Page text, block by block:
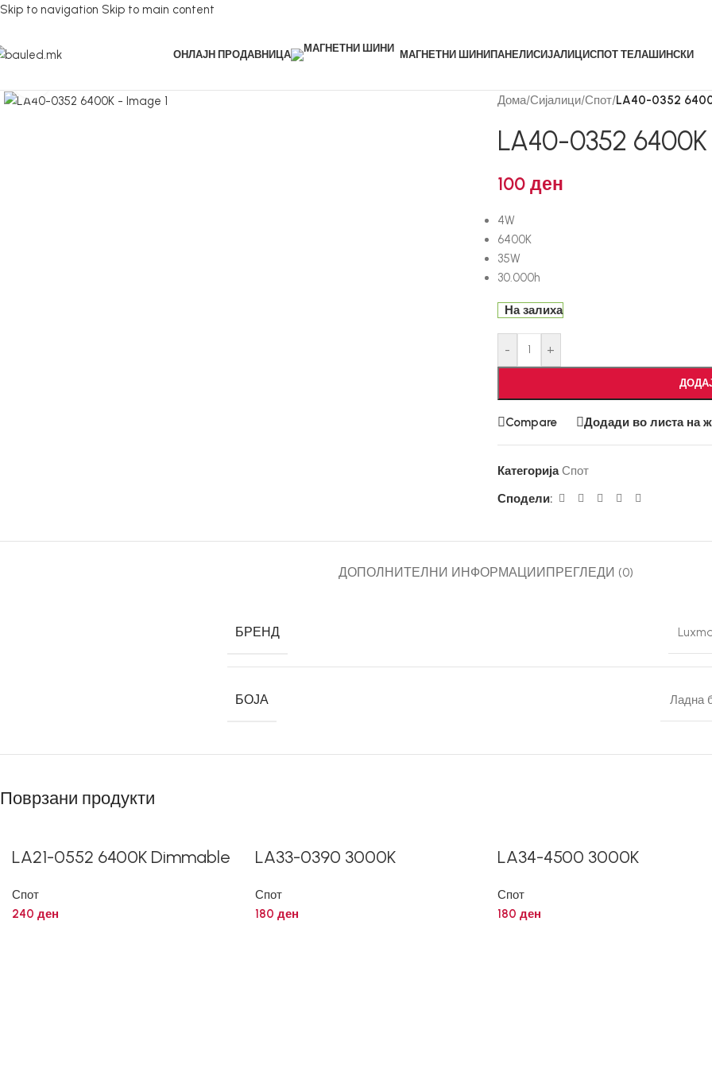
Skip to navigation Skip to main content
ОНЛАЈН ПРОДАВНИЦА МАГНЕТНИ ШИНИ ПАНЕЛИСИЈАЛИЦИСПОТ ТЕЛАШИНСКИ
Дома/Сијалици/Спот/LA40-0352
LA40-0352 6400K
100 ден
4W
6400K
35W
30.000h
На залиха
- +
Compare Додади во листа на
Категорија Спот
Сподели:
ДОПОЛНИТЕЛНИ ИНФОРМАЦИИПРЕГЛЕДИ (0)
БРЕНД
БОЈА Ладна
Поврзани продукти
LA21-0552 6400K Dimmable
Спот
240 ден
LA33-0390 3000K
Спот
180 ден
LA34-4500 3000K
Спот
180 ден